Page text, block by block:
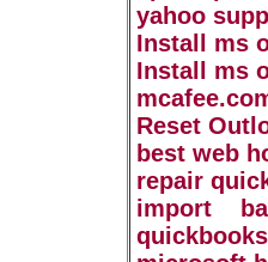
yahoo
Install ms
Install ms
Reset
best web
repair
import
quickbooks